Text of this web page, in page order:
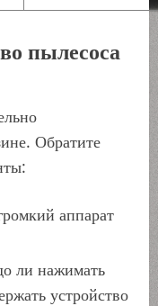
пылесоса
Обратите
аппарат
ли нажимать
устройство